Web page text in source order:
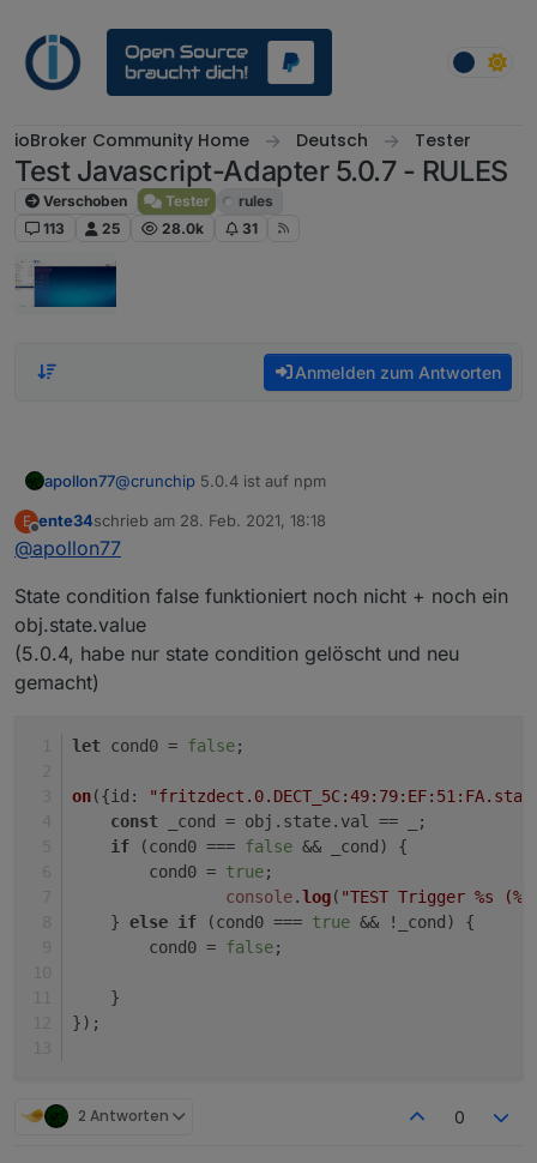
ioBroker Community Home Deutsch Tester
Test Javascript-Adapter 5.0.7 - RULES
Verschoben Tester
rules
113
25 28.0k 31
Anmelden zum Antworten
apollon77@crunchip 5.0.4 ist auf npm
E
Offline
ente34schrieb am 28. Feb. 2021, 18:18
zuletzt editiert von
@apollon77
State condition false funktioniert noch nicht + noch ein
obj.state.value
(5.0.4, habe nur state condition gelöscht und neu
gemacht)
let cond0 = false;
on({id :
const _cond = obj. state. val
== _;
if (cond0 === false && _cond) {
        cond0 =
true;
console.log( "TEST Trigger %s
    }
else if (cond0 === true && !_cond) {
        cond0 =
false;
    }
});
2 Antworten 0